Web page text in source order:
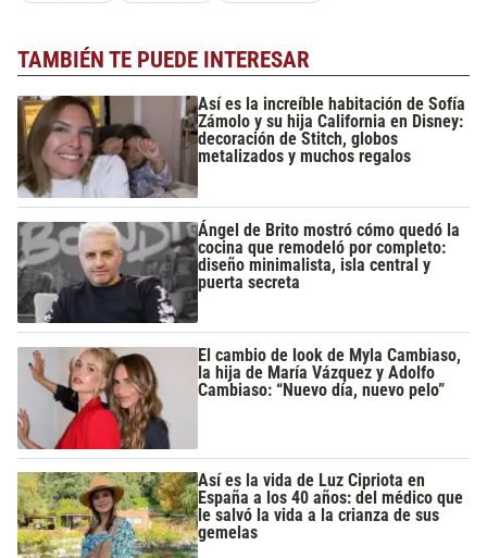
TAMBIÉN TE PUEDE INTERESAR
Así es la increíble habitación de Sofía
Zámolo y su hija California en Disney:
decoración de Stitch, globos
metalizados y muchos regalos
Ángel de Brito mostró cómo quedó la
cocina que remodeló por completo:
diseño minimalista, isla central y
puerta secreta
El cambio de look de Myla Cambiaso,
la hija de María Vázquez y Adolfo
Cambiaso: “Nuevo día, nuevo pelo”
Así es la vida de Luz Cipriota en
España a los 40 años: del médico que
le salvó la vida a la crianza de sus
gemelas